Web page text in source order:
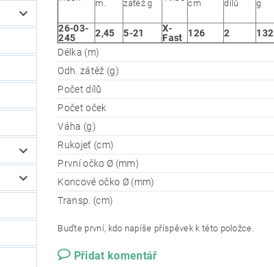
m.
záťěž g
cm
dílů
g
26-03-
245
2,45 5-21
X-
Fast 126 2 132
Délka (m)
Odh. zátěž (g)
Počet dílů
Počet oček
Váha (g)
Rukojeť (cm)
První očko Ø (mm)
Koncové očko Ø (mm)
Transp. (cm)
Buďte první, kdo napíše příspěvek k této položce.
Přidat komentář